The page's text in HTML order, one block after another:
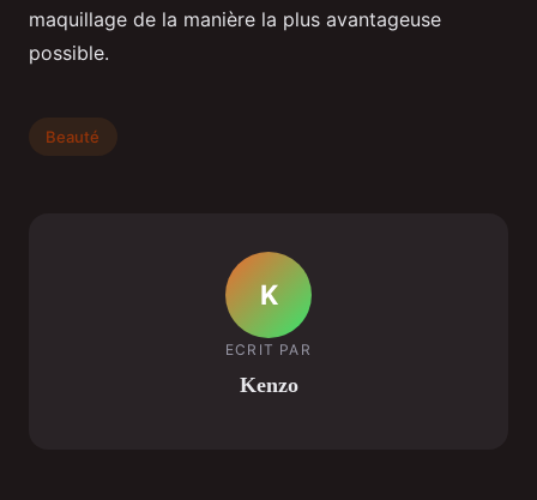
maquillage de la manière la plus avantageuse
possible.
Beauté
K
ECRIT PAR
Kenzo